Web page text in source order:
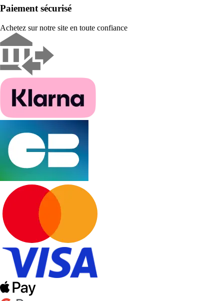
Paiement sécurisé
Achetez sur notre site en toute confiance